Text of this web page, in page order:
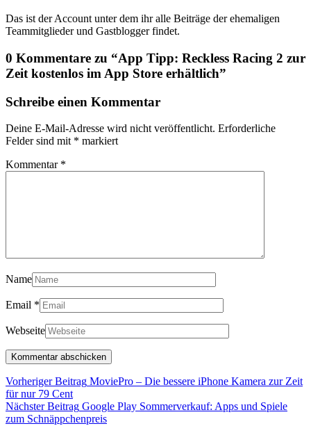
Das ist der Account unter dem ihr alle Beiträge der ehemaligen
Teammitglieder und Gastblogger findet.
0 Kommentare zu “App Tipp: Reckless Racing 2 zur
Zeit kostenlos im App Store erhältlich”
Schreibe einen Kommentar
Deine E-Mail-Adresse wird nicht veröffentlicht. Erforderliche
Felder sind mit * markiert
Kommentar *
Name
Email *
Webseite
Beitragsnavigation
Vorheriger Beitrag MoviePro – Die bessere iPhone Kamera zur Zeit
für nur 79 CentVorheriger
Beitrag
Nächster Beitrag Google Play Sommerverkauf: Apps und Spiele
zum SchnäppchenpreisNächster